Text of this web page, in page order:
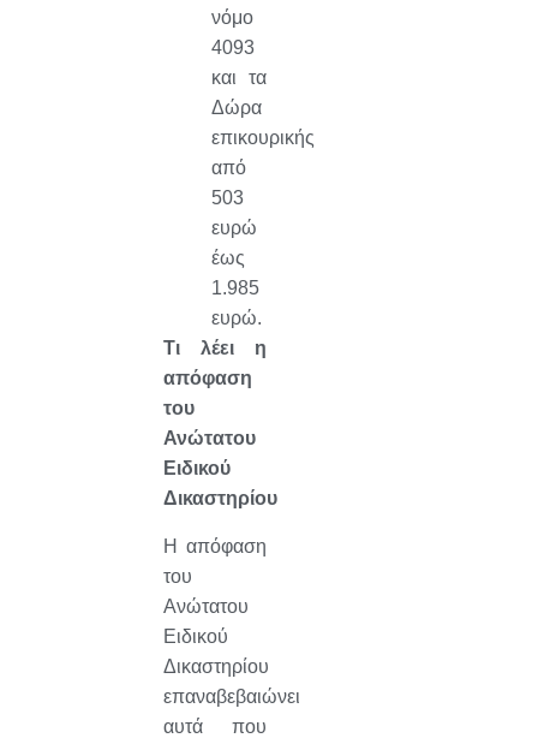
νόμο
4093
και τα
Δώρα
επικουρικής
από
503
ευρώ
έως
1.985
ευρώ.
Τι λέει η
απόφαση
του
Ανώτατου
Ειδικού
Δικαστηρίου
Η απόφαση
του
Ανώτατου
Ειδικού
Δικαστηρίου
επαναβεβαιώνει
αυτά που